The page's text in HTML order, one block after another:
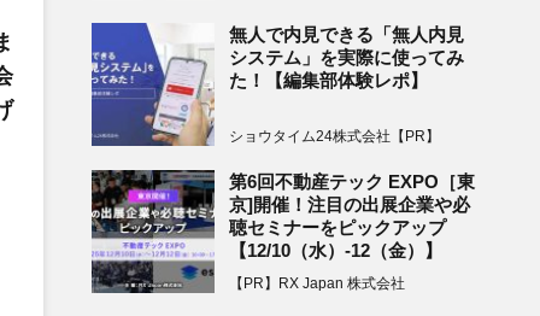
無人で内見できる「無人内見
システム」を実際に使ってみ
た！【編集部体験レポ】
ショウタイム24株式会社【PR】
第6回不動産テック EXPO［東
京]開催！注目の出展企業や必
聴セミナーをピックアップ
【12/10（水）-12（金）】
【PR】RX Japan 株式会社